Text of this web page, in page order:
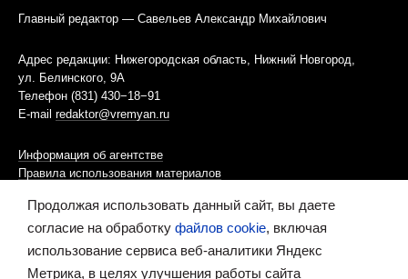
Главный редактор — Савельев Александр Михайлович
Адрес редакции: Нижегородская область, Нижний Новгород,
ул. Белинского, 9А
Телефон (831) 430−18−91
E-mail redaktor@vremyan.ru
Информация об агентстве
Правила использования материалов
Информационная политика использования «cookies»-файлов
Ресурс содержит материалы 16+
Продолжая использовать данный сайт, вы даете
согласие на обработку файлов cookie, включая
использование сервиса веб-аналитики Яндекс
Метрика, в целях улучшения работы сайта